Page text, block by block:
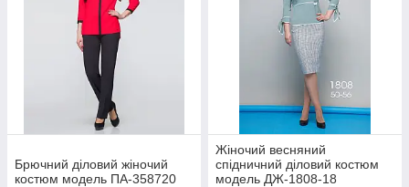
Брючний діловий жіночий
костюм модель ПА-358720
Жіночий весняний
спідничний діловий костюм
модель ДЖ-1808-18